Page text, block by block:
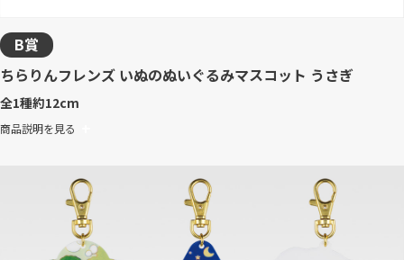
B賞
ちらりんフレンズ いぬのぬいぐるみマスコット うさぎ
全1種約12cm
商品説明を見る